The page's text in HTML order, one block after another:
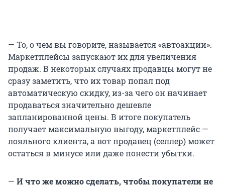
— То, о чем вы говорите, называется «автоакции».
Маркетплейсы запускают их для увеличения
продаж. В некоторых случаях продавцы могут не
сразу заметить, что их товар попал под
автоматическую скидку, из-за чего он начинает
продаваться значительно дешевле
запланированной цены. В итоге покупатель
получает максимальную выгоду, маркетплейс —
лояльного клиента, а вот продавец (селлер) может
остаться в минусе или даже понести убытки.
— И что же можно сделать, чтобы покупатели не